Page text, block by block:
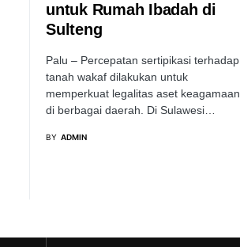
untuk Rumah Ibadah di
Sulteng
Palu – Percepatan sertipikasi terhadap
tanah wakaf dilakukan untuk
memperkuat legalitas aset keagamaan
di berbagai daerah. Di Sulawesi…
BY ADMIN